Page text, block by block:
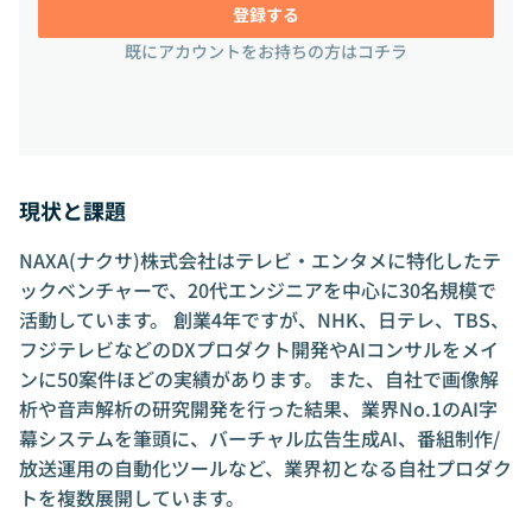
登録する
既にアカウントをお持ちの方はコチラ
現状と課題
NAXA(ナクサ)株式会社はテレビ・エンタメに特化したテ
ックベンチャーで、20代エンジニアを中心に30名規模で
活動しています。 創業4年ですが、NHK、日テレ、TBS、
フジテレビなどのDXプロダクト開発やAIコンサルをメイ
ンに50案件ほどの実績があります。 また、自社で画像解
析や音声解析の研究開発を行った結果、業界No.1のAI字
幕システムを筆頭に、バーチャル広告生成AI、番組制作/
放送運用の自動化ツールなど、業界初となる自社プロダク
トを複数展開しています。